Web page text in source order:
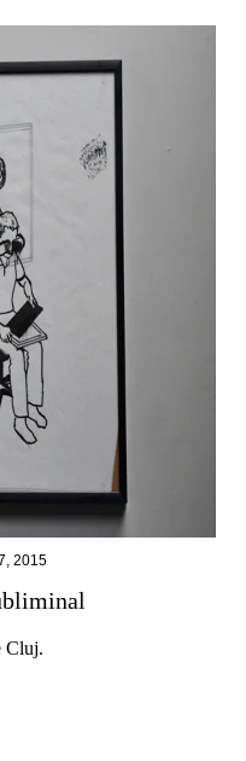
2015
Cluj.